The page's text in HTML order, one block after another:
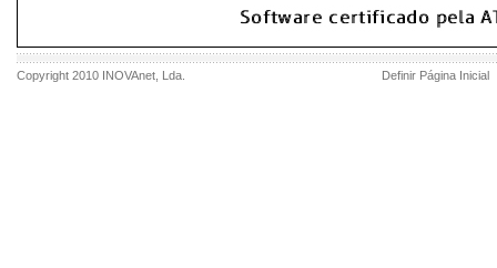
Copyright 2010 INOVAnet , Lda. Definir Página Inicial